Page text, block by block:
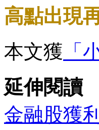
高點出現
本文獲 「
延伸閱讀
金融股獲